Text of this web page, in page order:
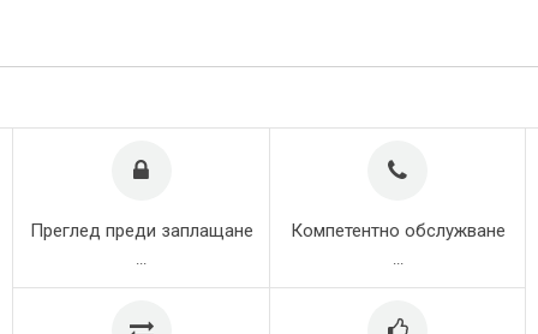
Преглед преди заплащане Компетентно обслужване